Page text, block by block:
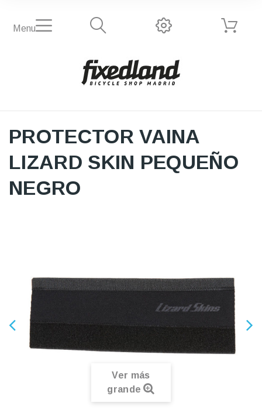
Menu
PROTECTOR VAINA
LIZARD SKIN PEQUEÑO
NEGRO
Ver más
grande